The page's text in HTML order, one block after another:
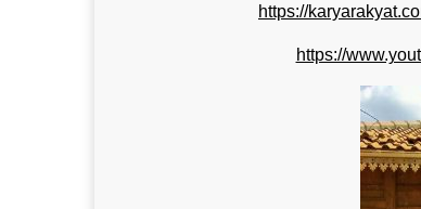
https://
https://